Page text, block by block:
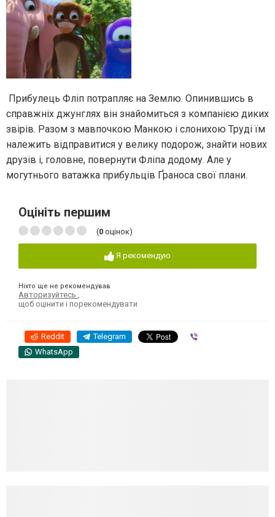
Прибулець Фліп потрапляє на Землю. Опинившись в
справжніх джунглях він знайомиться з компанією диких
звірів. Разом з мавпочкою Манкою і слонихою Труді їм
належить відправитися у велику подорож, знайти нових
друзів і, головне, повернути Фліпа додому. Але у
могутнього ватажка прибульців Ґраноса свої плани.
Оцініть першим
(0 оцінок)
Я рекомендую
Ніхто ще не рекомендував
Авторизуйтесь
щоб оцінити і порекомендувати
Reddit Telegram
WhatsApp